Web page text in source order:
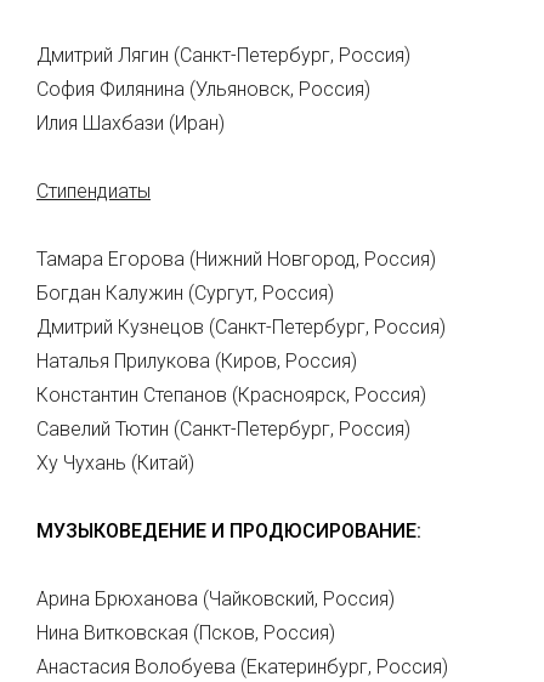
Дмитрий Лягин (Санкт-Петербург, Россия)
София Филянина (Ульяновск, Россия)
Илия Шахбази (Иран)
Стипендиаты
Тамара Егорова (Нижний Новгород, Россия)
Богдан Калужин (Сургут, Россия)
Дмитрий Кузнецов (Санкт-Петербург, Россия)
Наталья Прилукова (Киров, Россия)
Константин Степанов (Красноярск, Россия)
Савелий Тютин (Санкт-Петербург, Россия)
Ху Чухань (Китай)
МУЗЫКОВЕДЕНИЕ И ПРОДЮСИРОВАНИЕ:
Арина Брюханова (Чайковский, Россия)
Нина Витковская (Псков, Россия)
Анастасия Волобуева (Екатеринбург, Россия)